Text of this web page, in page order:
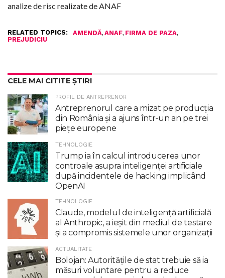
analize de risc realizate de ANAF
RELATED TOPICS: AMENDĂ, ANAF, FIRMA DE PAZA,
PREJUDICIU
CELE MAI CITITE ȘTIRI
PROFIL DE ANTREPRENOR
Antreprenorul care a mizat pe producția
din România și a ajuns într-un an pe trei
piețe europene
TEHNOLOGIE
Trump ia în calcul introducerea unor
controale asupra inteligenţei artificiale
după incidentele de hacking implicând
OpenAI
TEHNOLOGIE
Claude, modelul de inteligenţă artificială
al Anthropic, a ieşit din mediul de testare
şi a compromis sistemele unor organizaţii
ACTUALITATE
Bolojan: Autoritățile de stat trebuie să ia
măsuri voluntare pentru a reduce